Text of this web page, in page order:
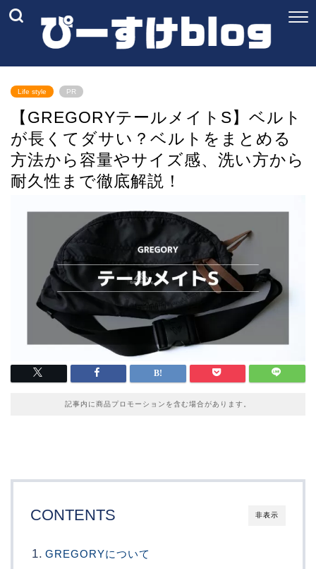
Life style PR
【GREGORYテールメイトS】ベルト
が長くてダサい？ベルトをまとめる
方法から容量やサイズ感、洗い方から
耐久性まで徹底解説！
記事内に商品プロモーションを含む場合があります。
非表示
CONTENTS
GREGORYについて